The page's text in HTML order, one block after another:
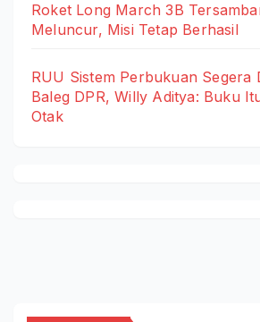
Roket Long March 3B
Meluncur, Misi Tetap Berhasil
RUU Sistem Perbukuan Segera
Baleg DPR, Willy Aditya: Buku
Otak